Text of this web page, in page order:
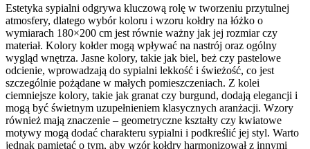
Estetyka sypialni odgrywa kluczową rolę w tworzeniu przytulnej
atmosfery, dlatego wybór koloru i wzoru kołdry na łóżko o
wymiarach 180×200 cm jest równie ważny jak jej rozmiar czy
materiał. Kolory kołder mogą wpływać na nastrój oraz ogólny
wygląd wnętrza. Jasne kolory, takie jak biel, beż czy pastelowe
odcienie, wprowadzają do sypialni lekkość i świeżość, co jest
szczególnie pożądane w małych pomieszczeniach. Z kolei
ciemniejsze kolory, takie jak granat czy burgund, dodają elegancji i
mogą być świetnym uzupełnieniem klasycznych aranżacji. Wzory
również mają znaczenie – geometryczne kształty czy kwiatowe
motywy mogą dodać charakteru sypialni i podkreślić jej styl. Warto
jednak pamiętać o tym, aby wzór kołdry harmonizował z innymi